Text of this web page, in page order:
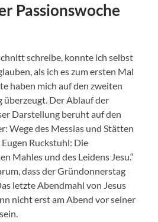
Passionswoche
schreibe, konnte ich selbst
als ich es zum ersten Mal
haben mich auf den zweiten
Der Ablauf der
Darstellung beruht auf den
Wege des Messias und Stätten
Ruckstuhl: Die
Mahles und des Leidens Jesu.“
dass der Gründonnerstag
letzte Abendmahl von Jesus
nicht erst am Abend vor seiner